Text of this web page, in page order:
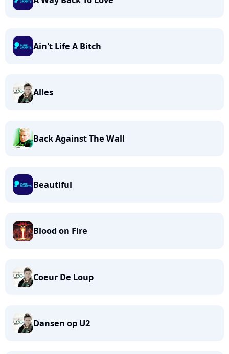
Ain't Life A Bitch
Alles
Back Against The Wall
Beautiful
Blood on Fire
Coeur De Loup
Dansen op U2